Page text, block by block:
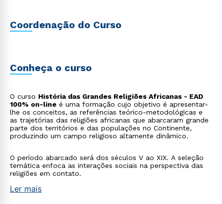
Coordenação do Curso
Conheça o curso
O curso História das Grandes Religiões Africanas - EAD
100% on-line é uma formação cujo objetivo é apresentar-
lhe os conceitos, as referências teórico-metodológicas e
as trajetórias das religiões africanas que abarcaram grande
parte dos territórios e das populações no Continente,
produzindo um campo religioso altamente dinâmico.
O período abarcado será dos séculos V ao XIX. A seleção
temática enfoca as interações sociais na perspectiva das
religiões em contato.
Ler mais